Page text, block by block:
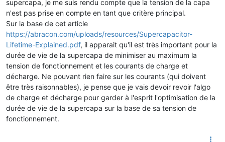
supercapa, je me suis rendu compte que la tension de la capa
n'est pas prise en compte en tant que critère principal.
Sur la base de cet article
https://abracon.com/uploads/resources/Supercapacitor-
Lifetime-Explained.pdf, il apparait qu'il est très important pour la
durée de vie de la supercapa de minimiser au maximum la
tension de fonctionnement et les courants de charge et
décharge. Ne pouvant rien faire sur les courants (qui doivent
être très raisonnables), je pense que je vais devoir revoir l'algo
de charge et décharge pour garder à l'esprit l'optimisation de la
durée de vie de la supercapa sur la base de sa tension de
fonctionnement.